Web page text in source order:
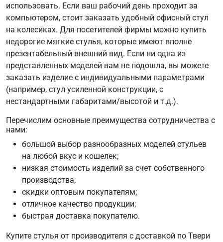
использовать. Если ваш рабочий день проходит за
компьютером, стоит заказать удобный офисный стул
на колесиках. Для посетителей фирмы можно купить
недорогие мягкие стулья, которые имеют вполне
презентабельный внешний вид. Если ни одна из
представленных моделей вам не подошла, вы можете
заказать изделие с индивидуальными параметрами
(например, стул усиленной конструкции, с
нестандартными габаритами/высотой и т.д.).
Перечислим основные преимущества сотрудничества с
нами:
большой выбор разнообразных моделей стульев
на любой вкус и кошелек;
низкая стоимость изделий за счет собственного
производства;
скидки оптовым покупателям;
отличное качество продукции;
быстрая доставка покупателю.
Купите стулья от производителя с доставкой по Твери